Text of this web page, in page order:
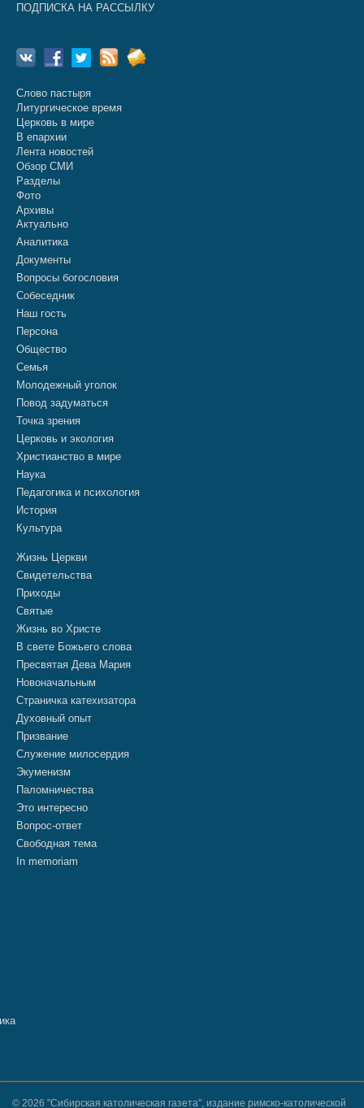
ПОДПИСКА НА РАССЫЛКУ
Слово пастыря
Литургическое время
Церковь в мире
В епархии
Лента новостей
Обзор СМИ
Разделы
Фото
Архивы
Актуально
Аналитика
Документы
Вопросы богословия
Собеседник
Наш гость
Персона
Общество
Семья
Молодежный уголок
Повод задуматься
Точка зрения
Церковь и экология
Христианство в мире
Наука
Педагогика и психология
История
Культура
Жизнь Церкви
Свидетельства
Приходы
Святые
Жизнь во Христе
В свете Божьего слова
Пресвятая Дева Мария
Новоначальным
Страничка катехизатора
Духовный опыт
Призвание
Служение милосердия
Экуменизм
Паломничества
Это интересно
Вопрос-ответ
Свободная тема
In memoriam
© 2026 "Сибирская католическая газета", издание римско-католической